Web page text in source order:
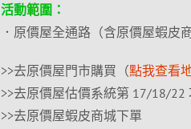
活動範圍：
．原價屋全通路（含原價屋蝦皮商
>>去原價屋門市購買（點我查看
>>去原價屋估價系統第 17/18/22
>>去原價屋蝦皮商城下單